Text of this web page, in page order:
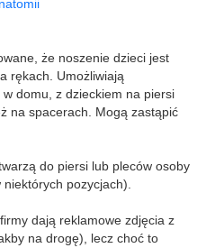
że noszenie dzieci jest
rękach. Umożliwiają
domu, z dzieckiem na piersi
na spacerach. Mogą zastąpić
do piersi lub pleców osoby
pozycjach).
dają reklamowe zdjęcia z
na drogę), lecz choć to